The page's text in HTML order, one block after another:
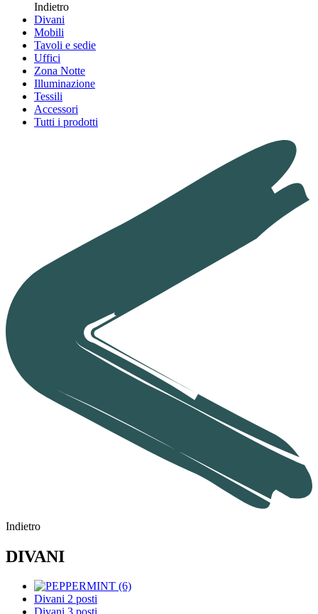
Indietro
Divani
Mobili
Tavoli e sedie
Uffici
Zona Notte
Illuminazione
Tessili
Accessori
Tutti i prodotti
Indietro
DIVANI
Divani 2 posti